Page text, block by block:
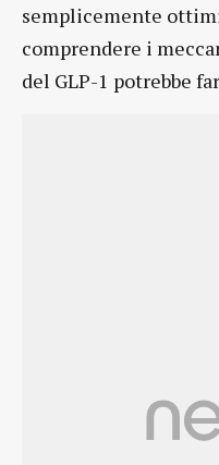
semplicemente
comprendere i
del GLP-1 potrebbe